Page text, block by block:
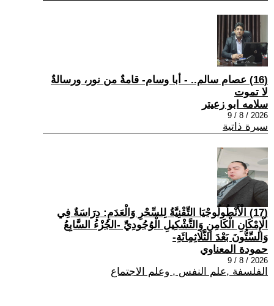
(16) عصام سالم.. - أبا وسام- قامةٌ من نور، ورسالةٌ
لا تموت
سلامه ابو زعيتر
2026 / 8 / 9
سيرة ذاتية
(17) الْأَنْطُولُوجْيَا التِّقْنِيَّةُ لِلسِّحْرِ وَالْعَدَمِ: دِرَاسَةٌ فِي
الْإِمْكَانِ الْكَامِنِ وَالتَّشْكِيلِ الْوُجُودِيِّ -الجُزْءُ السَّابِعُ
وَالسِّتُّونَ بَعْدَ الثَّلَاثِمِائَةِ-
حمودة المعناوي
2026 / 8 / 9
الفلسفة ,علم النفس , وعلم الاجتماع